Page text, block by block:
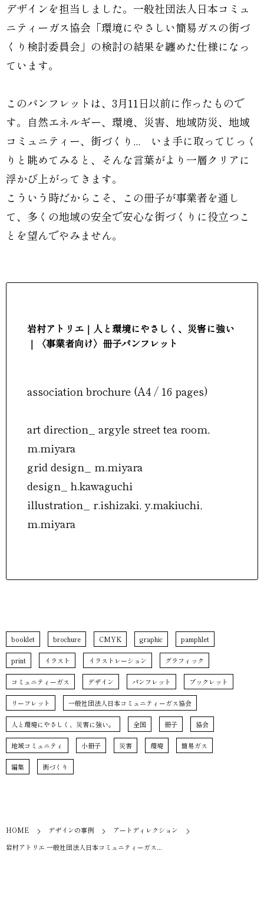
デザインを担当しました。一般社団法人日本コミュ
ニティーガス協会「環境にやさしい簡易ガスの街づ
くり検討委員会」の検討の結果を纏めた仕様になっ
ています。
このパンフレットは、3月11日以前に作ったもので
す。自然エネルギー、環境、災害、地域防災、地域
コミュニティー、街づくり... いま手に取ってじっく
りと眺めてみると、そんな言葉がより一層クリアに
浮かび上がってきます。
こういう時だからこそ、この冊子が事業者を通し
て、多くの地域の安全で安心な街づくりに役立つこ
とを望んでやみません。
岩村アトリエ｜人と環境にやさしく、災害に強い
｜〈事業者向け〉冊子パンフレット
association brochure (A4 / 16 pages)
art direction_ argyle street tea room,
m.miyara
grid design_ m.miyara
design_ h.kawaguchi
illustration_ r.ishizaki, y.makiuchi,
m.miyara
booklet brochure CMYK graphic pamphlet
print イラスト イラストレーション グラフィック
コミュニティーガス デザイン パンフレット ブックレット
リーフレット 一般社団法人日本コミュニティーガス協会
人と環境にやさしく、災害に強い。 全国 冊子 協会
地域コミュニティ 小冊子 災害 環境 簡易ガス
編集 街づくり
HOME デザインの事例
アートディレクション
岩村アトリエ 一般社団法人日本コミュニティーガス...